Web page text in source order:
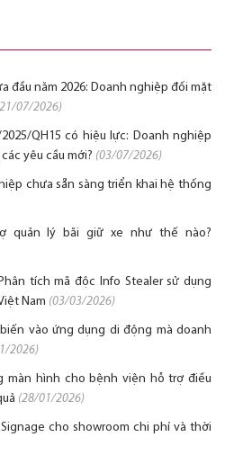
đầu năm 2026: Doanh nghiệp đối mặt
07/2026)
QH15 có hiệu lực: Doanh nghiệp
yêu cầu mới? (03/07/2026)
chưa sẵn sàng triển khai hệ thống
quản lý bãi giữ xe như thế nào?
tích mã độc Info Stealer sử dụng
Nam (03/03/2026)
vào ứng dụng di động mà doanh
2026)
màn hình cho bệnh viện hỗ trợ điều
(28/01/2026)
cho showroom chi phí và thời